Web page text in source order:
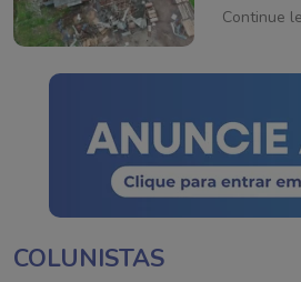
Continue
COLUNISTAS